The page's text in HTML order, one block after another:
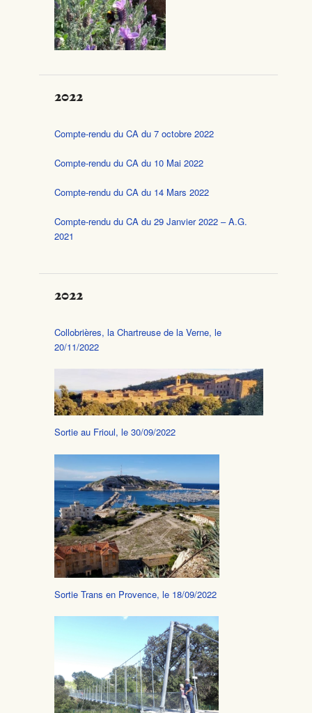
2022
Compte-rendu du CA du 7 octobre 2022
Compte-rendu du CA du 10 Mai 2022
Compte-rendu du CA du 14 Mars 2022
Compte-rendu du CA du 29 Janvier 2022 – A.G.
2021
2022
Collobrières, la Chartreuse de la Verne, le
20/11/2022
Sortie au Frioul, le 30/09/2022
Sortie Trans en Provence, le 18/09/2022